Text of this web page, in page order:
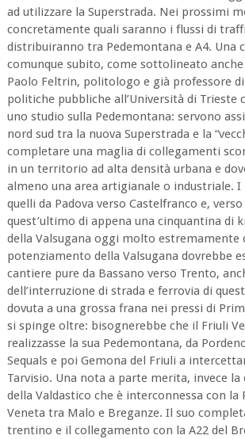
ad utilizzare la Superstrada. Nei prossimi
concretamente quali saranno i flussi di
distribuiranno tra Pedemontana e A4. Una
comunque subito, come sottolineato
Paolo Feltrin, politologo e già professore
politiche pubbliche all’Università di Trieste
uno studio sulla Pedemontana: servono
nord sud tra la nuova Superstrada e la
completare una maglia di collegamenti
in un territorio ad alta densità urbana e
almeno una area artigianale o industriale.
quelli da Padova verso Castelfranco e,
quest’ultimo di appena una cinquantina di
della Valsugana oggi molto estremamente
potenziamento della Valsugana dovrebbe
cantiere pure da Bassano verso Trento,
dell’interruzione di strada e ferrovia di
dovuta a una grossa frana nei pressi di
si spinge oltre: bisognerebbe che il Friuli
realizzasse la sua Pedemontana, da
Sequals e poi Gemona del Friuli a
Tarvisio. Una nota a parte merita, invece la
della Valdastico che è interconnessa con la
Veneta tra Malo e Breganze. Il suo
trentino e il collegamento con la A22 del